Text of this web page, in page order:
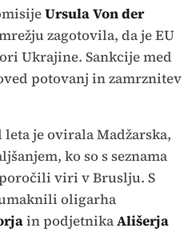
Ursula Von der
zagotovila, da je EU
Ukrajine. Sankcije med
potovanj in zamrznitev
je ovirala Madžarska,
ko so s seznama
viri v Bruslju. S
oligarha
in podjetnikaAlišerja